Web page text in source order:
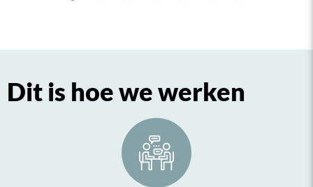
Dit is hoe we werken